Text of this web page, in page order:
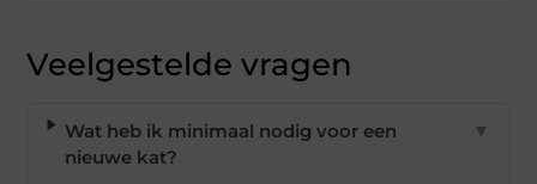
Veelgestelde vragen
Wat heb ik minimaal nodig voor een
nieuwe kat?
▼